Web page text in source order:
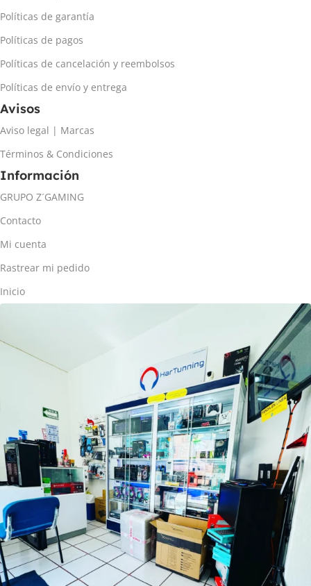
Políticas de garantía
Políticas de pagos
Políticas de cancelación y reembolsos
Políticas de envío y entrega
Avisos
Aviso legal | Marcas
Términos & Condiciones
Información
GRUPO Z´GAMING
Contacto
Mi cuenta
Rastrear mi pedido
Inicio